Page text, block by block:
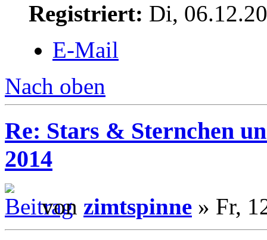
Registriert: Di,
E-Mail
Nach oben
Re: Stars & Sternchen
2014
von zimtspinne » Fr,